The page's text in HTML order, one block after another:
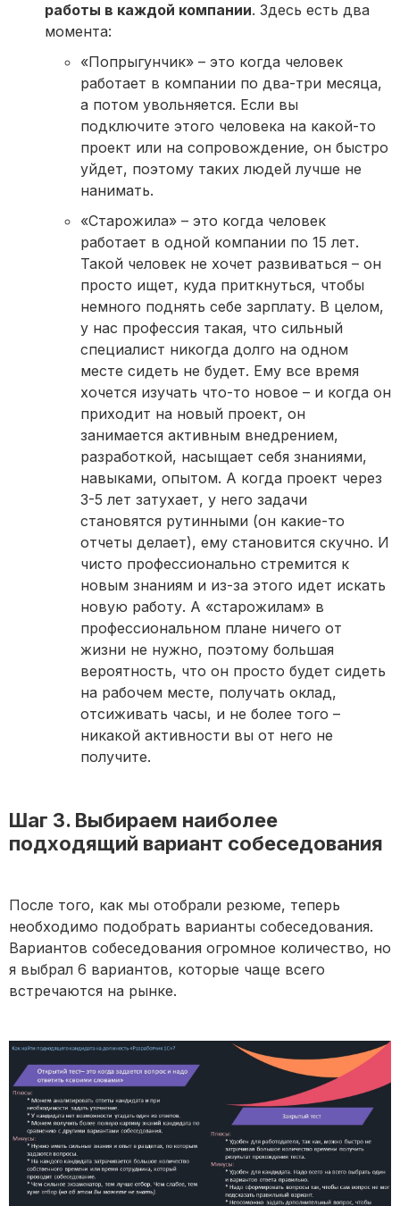
работы в каждой компании. Здесь есть два
момента:
«Попрыгунчик» – это когда человек
работает в компании по два-три месяца,
а потом увольняется. Если вы
подключите этого человека на какой-то
проект или на сопровождение, он быстро
уйдет, поэтому таких людей лучше не
нанимать.
«Старожила» – это когда человек
работает в одной компании по 15 лет.
Такой человек не хочет развиваться – он
просто ищет, куда приткнуться, чтобы
немного поднять себе зарплату. В целом,
у нас профессия такая, что сильный
специалист никогда долго на одном
месте сидеть не будет. Ему все время
хочется изучать что-то новое – и когда он
приходит на новый проект, он
занимается активным внедрением,
разработкой, насыщает себя знаниями,
навыками, опытом. А когда проект через
3-5 лет затухает, у него задачи
становятся рутинными (он какие-то
отчеты делает), ему становится скучно. И
чисто профессионально стремится к
новым знаниям и из-за этого идет искать
новую работу. А «старожилам» в
профессиональном плане ничего от
жизни не нужно, поэтому большая
вероятность, что он просто будет сидеть
на рабочем месте, получать оклад,
отсиживать часы, и не более того –
никакой активности вы от него не
получите.
Шаг 3. Выбираем наиболее
подходящий вариант собеседования
После того, как мы отобрали резюме, теперь
необходимо подобрать варианты собеседования.
Вариантов собеседования огромное количество, но
я выбрал 6 вариантов, которые чаще всего
встречаются на рынке.